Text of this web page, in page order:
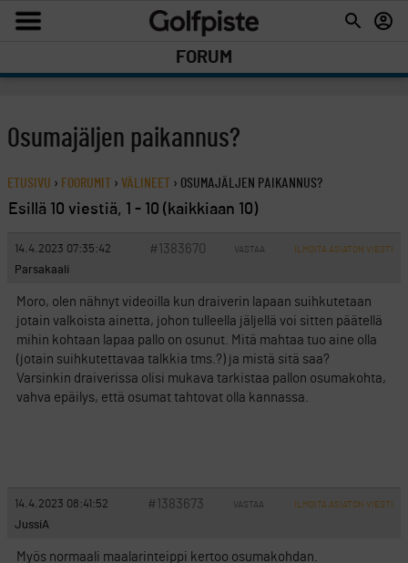
FORUM
Osumajäljen paikannus?
ETUSIVU › FOORUMIT › VÄLINEET › OSUMAJÄLJEN PAIKANNUS?
Esillä 10 viestiä, 1 - 10 (kaikkiaan 10)
14.4.2023 07:35:42 #1383670 VASTAA ILMOITA ASIATON VIESTI
Parsakaali
Moro, olen nähnyt videoilla kun draiverin lapaan suihkutetaan
jotain valkoista ainetta, johon tulleella jäljellä voi sitten päätellä
mihin kohtaan lapaa pallo on osunut. Mitä mahtaa tuo aine olla
(jotain suihkutettavaa talkkia tms.?) ja mistä sitä saa?
Varsinkin draiverissa olisi mukava tarkistaa pallon osumakohta,
vahva epäilys, että osumat tahtovat olla kannassa.
14.4.2023 08:41:52 #1383673 VASTAA ILMOITA ASIATON VIESTI
JussiA
Myös normaali maalarinteippi kertoo osumakohdan.